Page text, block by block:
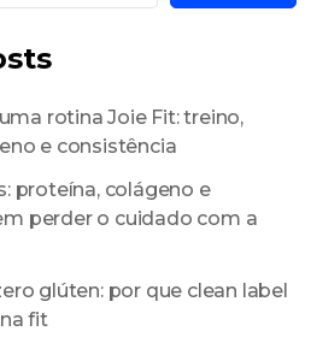
rotina Joie Fit: treino,
e consistência
proteína, colágeno e
perder o cuidado com a
glúten: por que clean label
fit